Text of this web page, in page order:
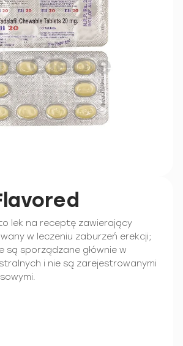
lek na receptę zawierający
w leczeniu zaburzeń erekcji;
są sporządzane głównie w
i nie są zarejestrowanymi